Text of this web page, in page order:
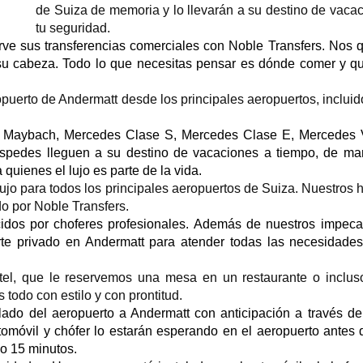
de Suiza de memoria y lo llevarán a su destino de
tu seguridad.
sus transferencias comerciales con Noble Transfers.
cabeza. Todo lo que necesitas pensar es dónde comer y
de Andermatt desde los principales aeropuertos,
Mercedes Clase S, Mercedes Clase E,
lleguen a su destino de vacaciones a tiempo, de
el lujo es parte de la vida.
para todos los principales aeropuertos de Suiza. Nuestros
por Noble Transfers.
por choferes profesionales. Además de nuestros
privado en Andermatt para atender todas las
que le reservemos una mesa en un restaurante o
todo con estilo y con prontitud.
del aeropuerto a Andermatt con anticipación a través
y chófer lo estarán esperando en el aeropuerto
15 minutos.